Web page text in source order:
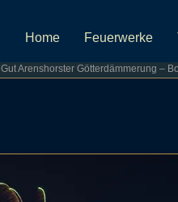
Home Feuerwerke
Gut Arenshorster Götterdämmerung –